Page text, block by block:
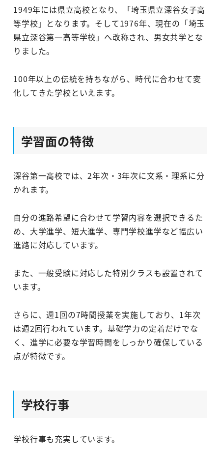
1949年には県立高校となり、「埼玉県立深谷女子高
等学校」となります。そして1976年、現在の「埼玉
県立深谷第一高等学校」へ改称され、男女共学とな
りました。
100年以上の伝統を持ちながら、時代に合わせて変
化してきた学校といえます。
学習面の特徴
深谷第一高校では、2年次・3年次に文系・理系に分
かれます。
自分の進路希望に合わせて学習内容を選択できるた
め、大学進学、短大進学、専門学校進学など幅広い
進路に対応しています。
また、一般受験に対応した特別クラスも設置されて
います。
さらに、週1回の7時間授業を実施しており、1年次
は週2回行われています。基礎学力の定着だけでな
く、進学に必要な学習時間をしっかり確保している
点が特徴です。
学校行事
学校行事も充実しています。